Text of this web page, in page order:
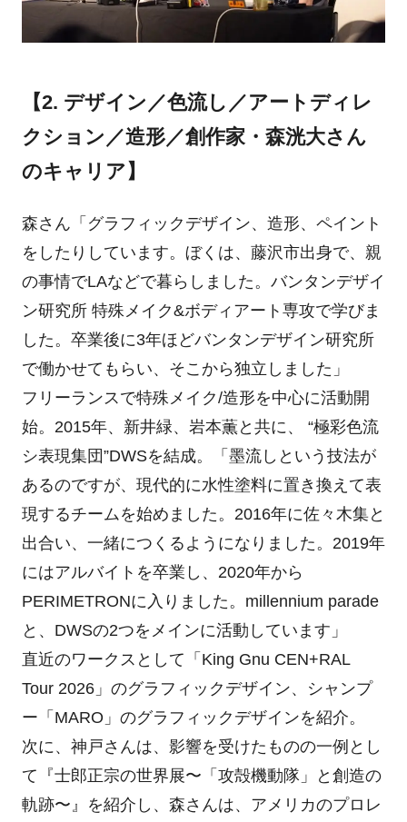
【2. デザイン／色流し／アートディレ
クション／造形／創作家・森洸大さん
のキャリア】
森さん「グラフィックデザイン、造形、ペイント
をしたりしています。ぼくは、藤沢市出身で、親
の事情でLAなどで暮らしました。バンタンデザイ
ン研究所 特殊メイク&ボディアート専攻で学びま
した。卒業後に3年ほどバンタンデザイン研究所
で働かせてもらい、そこから独立しました」
フリーランスで特殊メイク/造形を中心に活動開
始。2015年、新井緑、岩本薫と共に、 “極彩色流
シ表現集団”DWSを結成。「墨流しという技法が
あるのですが、現代的に水性塗料に置き換えて表
現するチームを始めました。2016年に佐々木集と
出合い、一緒につくるようになりました。2019年
にはアルバイトを卒業し、2020年から
PERIMETRONに入りました。millennium parade
と、DWSの2つをメインに活動しています」
直近のワークスとして「King Gnu CEN+RAL
Tour 2026」のグラフィックデザイン、シャンプ
ー「MARO」のグラフィックデザインを紹介。
次に、神戸さんは、影響を受けたものの一例とし
て『士郎正宗の世界展〜「攻殻機動隊」と創造の
軌跡〜』を紹介し、森さんは、アメリカのプロレ